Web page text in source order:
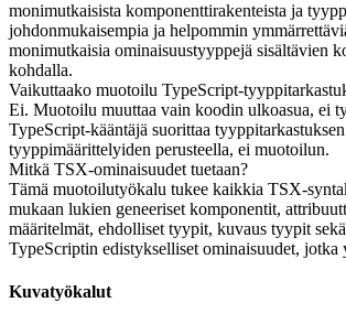
monimutkaisista komponenttirakenteista ja
johdonmukaisempia ja helpommin
monimutkaisia ominaisuustyyppejä sisältävien
kohdalla.
Vaikuttaako muotoilu TypeScript-
Ei. Muotoilu muuttaa vain koodin ulkoasua, ei
TypeScript-kääntäjä suorittaa tyyppitarkastuksen
tyyppimäärittelyiden perusteella, ei muotoilun.
Mitkä TSX-ominaisuudet tuetaan?
Tämä muotoilutyökalu tukee kaikkia TSX-
mukaan lukien geneeriset komponentit,
määritelmät, ehdolliset tyypit, kuvaus tyypit
TypeScriptin edistykselliset ominaisuudet, jotka
Kuvatyökalut